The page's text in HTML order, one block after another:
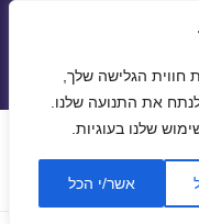
חווית הגלישה שלך,
את התנועה שלנו.
שלנו בעוגיות.
אשר/י הכל
תפריטים
ווידג'טים